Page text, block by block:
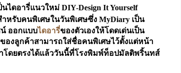
นไดอารี่แนวใหม่ DIY-Design It Yourself
หรับคนพิเศษในวันพิเศษซึ่ง MyDiaryเป็น
ออกแบบไดอารี่ของตัวเองให้โดดเด่นเป็น
องลูกค้าสามารถใส่ชื่อคนพิเศษไว้ตั้งแต่หน้า
โดยตรงได้แล้ววันนี้ที่โรงพิมพ์ท็อปมัลติพริ้นทส์